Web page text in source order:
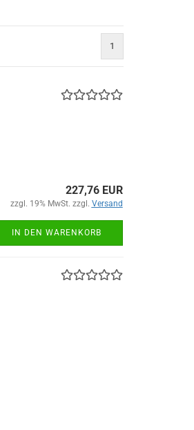
1
227,76 EUR
zzgl. 19% MwSt. zzgl. Versand
IN DEN WARENKORB